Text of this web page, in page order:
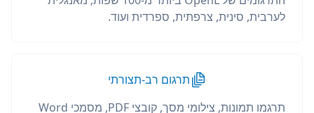
לערבית, סינית, צרפתית, ספרדית ועוד.
תרגום רב-תצורתי
תרגמו תמונות, צילומי מסך, קובצי PDF, מסמכי Word